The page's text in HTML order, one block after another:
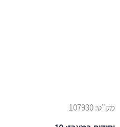
מק"ט:107930